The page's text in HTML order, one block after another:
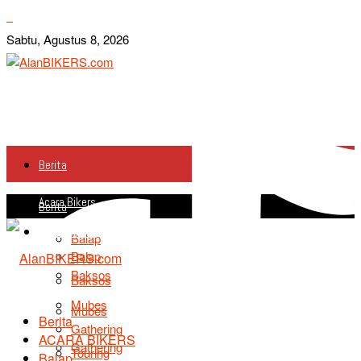
Sabtu, Agustus 8, 2026
Berita
Acara Bikers
Balap
Baksos
Mubes
Gathering
Berita
Acara Bikers
Balap
Baksos
Mubes
Gathering
Touring
Berita
ACARA BIKERS